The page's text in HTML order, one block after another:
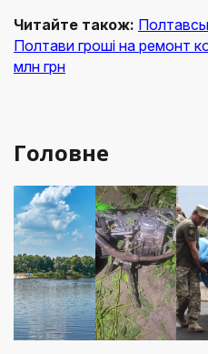
Читайте також:
Полтави гроші на ремонт
млн грн
Головне